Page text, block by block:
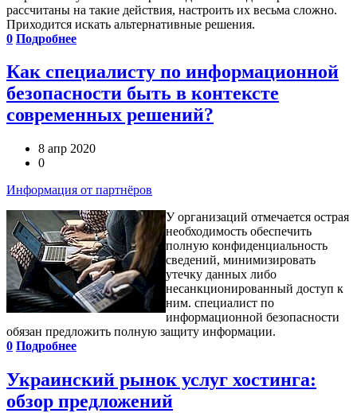
рассчитаны на такие действия, настроить их весьма сложно.
Приходится искать альтернативные решения.
0 Подробнее
Как специалисту по информационной
безопасности быть в контексте
современных решений?
8 апр 2020
0
Информация от партнёров
У организаций отмечается острая
необходимость обеспечить
полную конфиденциальность
сведений, минимизировать
утечку данных либо
несанкционированный доступ к
ним. специалист по
информационной безопасности
обязан предложить полную защиту информации.
0 Подробнее
Украинский рынок услуг хостинга:
обзор предложений